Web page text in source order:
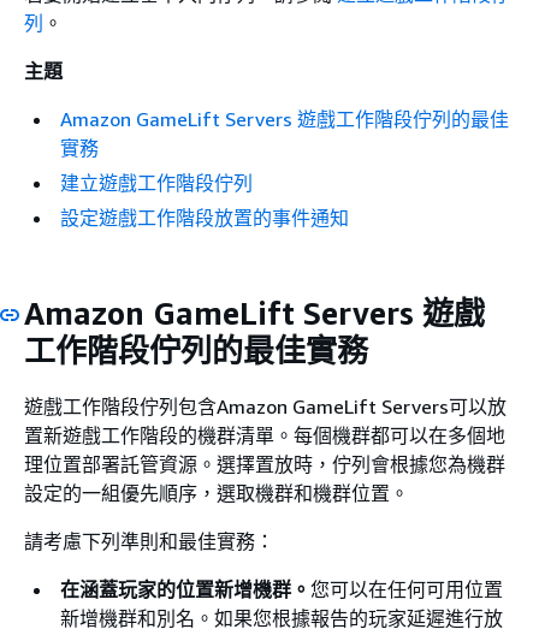
列 。
主題
Amazon GameLift Servers 遊戲工作階段佇列的最佳
實務
建立遊戲工作階段佇列
設定遊戲工作階段放置的事件通知
Amazon GameLift Servers 遊戲
工作階段佇列的最佳實務
遊戲工作階段佇列包含Amazon GameLift Servers可以放
置新遊戲工作階段的機群清單。每個機群都可以在多個地
理位置部署託管資源。選擇置放時，佇列會根據您為機群
設定的一組優先順序，選取機群和機群位置。
請考慮下列準則和最佳實務：
在涵蓋玩家的位置新增機群。 您可以在任何可用位置
新增機群和別名。如果您根據報告的玩家延遲進行放